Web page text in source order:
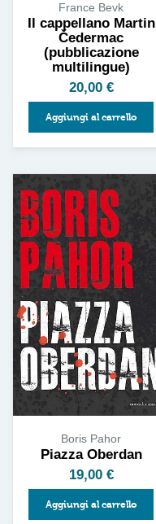
France Bevk
Il cappellano Martin
Čedermac
(pubblicazione
multilingue)
20,00 €
Aggiungi al carrello
Boris Pahor
Piazza Oberdan
19,00 €
Aggiungi al carrello